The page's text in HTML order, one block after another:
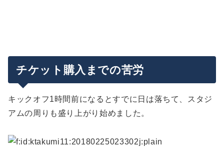
チケット購入までの苦労
キックオフ1時間前になるとすでに日は落ちて、スタジ
アムの周りも盛り上がり始めました。